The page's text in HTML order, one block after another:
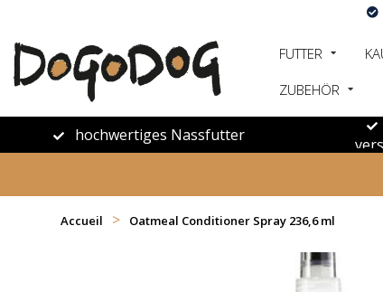
FUTTER
ZUBEHÖR
hochwertiges Nassfutter
Accueil > Oatmeal Conditioner Spray 236,6 ml